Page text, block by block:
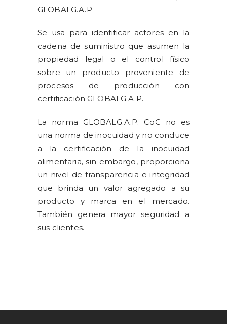
GLOBALG.A.P
Se usa para identificar actores en la
cadena de suministro que asumen la
propiedad legal o el control físico
sobre un producto proveniente de
procesos de producción con
certificación GLOBALG.A.P.
La norma GLOBALG.A.P. CoC no es
una norma de inocuidad y no conduce
a la certificación de la inocuidad
alimentaria, sin embargo, proporciona
un nivel de transparencia e integridad
que brinda un valor agregado a su
producto y marca en el mercado.
También genera mayor seguridad a
sus clientes.